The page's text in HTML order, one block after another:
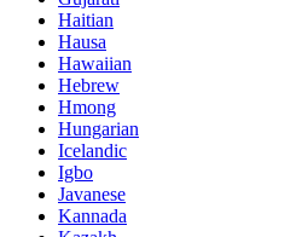
Haitian
Hausa
Hawaiian
Hebrew
Hmong
Hungarian
Icelandic
Igbo
Javanese
Kannada